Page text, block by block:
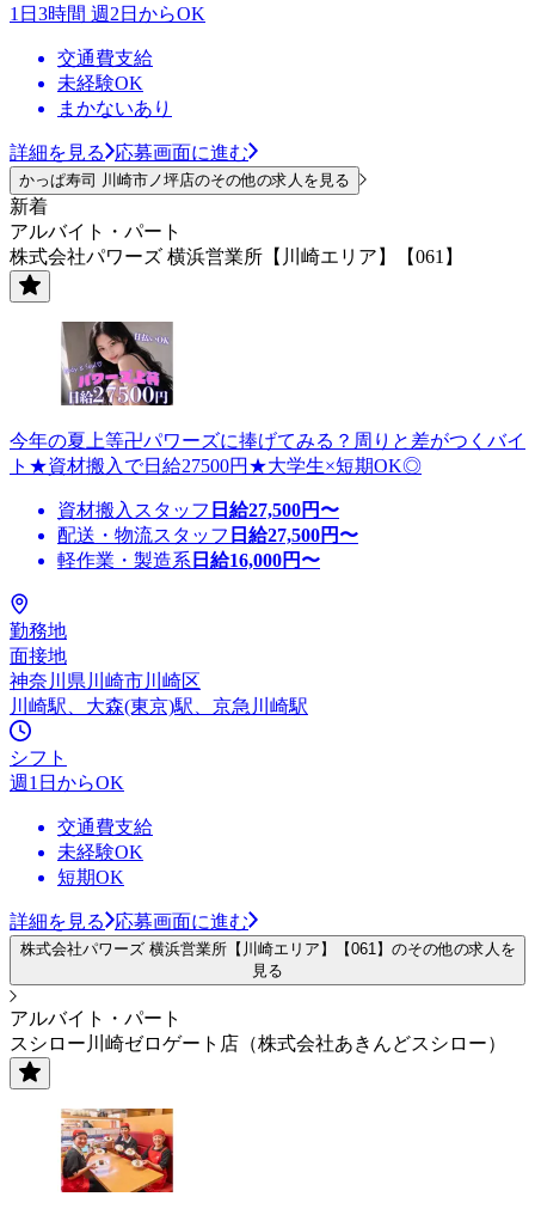
1日3時間 週2日からOK
交通費支給
未経験OK
まかないあり
詳細を見る 応募画面に進む
かっぱ寿司 川崎市ノ坪店のその他の求人を見る
新着
アルバイト・パート
株式会社パワーズ 横浜営業所【川崎エリア】【061】
今年の夏上等卍パワーズに捧げてみる？周りと差がつくバイ
ト★資材搬入で日給27500円★大学生×短期OK◎
資材搬入スタッフ 日給27,500円〜
配送・物流スタッフ 日給27,500円〜
軽作業・製造系 日給16,000円〜
勤務地
面接地
神奈川県川崎市川崎区
川崎駅、大森(東京)駅、京急川崎駅
シフト
週1日からOK
交通費支給
未経験OK
短期OK
詳細を見る 応募画面に進む
株式会社パワーズ 横浜営業所【川崎エリア】【061】のその他の求人を
見る
アルバイト・パート
スシロー川崎ゼロゲート店（株式会社あきんどスシロー）